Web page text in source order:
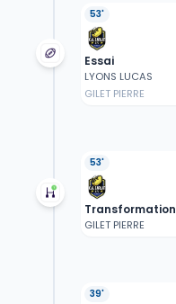
53'
Essai
LYONS LUCAS
GILET PIERRE
53'
Transformation
GILET PIERRE
39'